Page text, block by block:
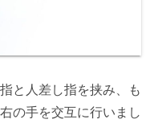
と人差し指を挟み、も
の手を交互に行いまし